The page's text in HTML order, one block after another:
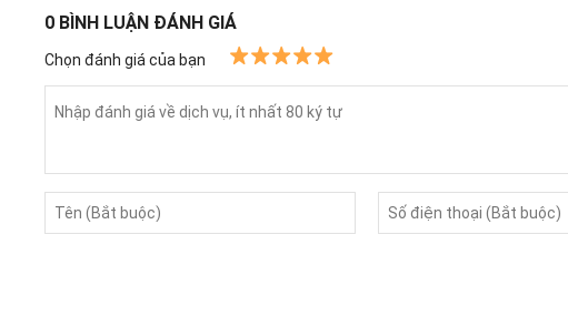
0 BÌNH LUẬN ĐÁNH GIÁ
Chọn đánh giá của bạn